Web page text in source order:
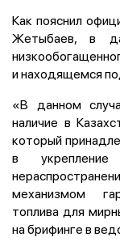
Как пояснил
Жетыбаев, в
и находящемся
«В данном
наличие в
который
в укрепление
механизмом
топлива для
на брифинге в